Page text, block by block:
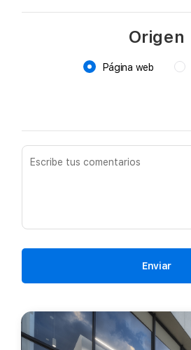
Origen
Página web
Enviar